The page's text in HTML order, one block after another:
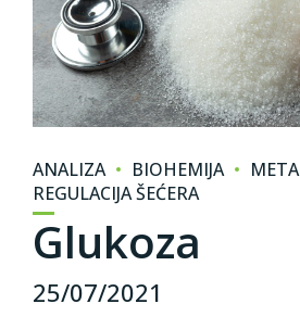
ANALIZA BIOHEMIJA
REGULACIJA ŠEĆERA
Glukoza
25/07/2021